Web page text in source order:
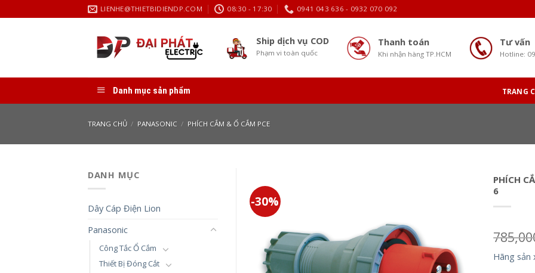
to
LIENHE@THIETBIDIENDP.COM 08:30 - 17:30 0941 043 636 - 0932 070 092
Ship dịch vụ COD
Phạm vi toàn quốc
Thanh toán
Khi nhận hàng TP.HCM
Tư vấn
Hotline:
Danh mục sản phẩm TRANG
TRANG CHỦ / PANASONIC / PHÍCH CẮM & Ổ CẮM PCE
DANH MỤC
Dây Cáp Điện Lion
Panasonic
Công Tắc Ổ Cắm
Thiết Bị Đóng Cắt
-30%
PHÍCH
6
Hãng sản